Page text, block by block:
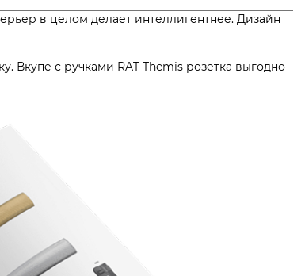
в целом делает интеллигентнее. Дизайн
Вкупе с ручками RAT Themis розетка выгодно